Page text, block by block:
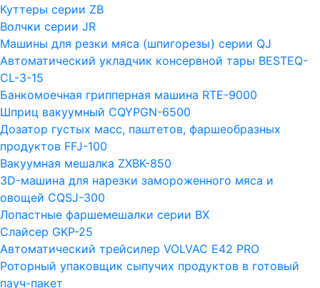
Куттеры серии ZB
Волчки серии JR
Машины для резки мяса (шпигорезы) серии QJ
Автоматический укладчик консервной тары BESTEQ-
CL-3-15
Банкомоечная грипперная машина RTE-9000
Шприц вакуумный CQYPGN-6500
Дозатор густых масс, паштетов, фаршеобразных
продуктов FFJ-100
Вакуумная мешалка ZXBK-850
3D-машина для нарезки замороженного мяса и
овощей CQSJ-300
Лопастные фаршемешалки серии ВХ
Слайсер GKP-25
Автоматический трейсилер VOLVAC E42 PRO
Роторный упаковщик сыпучих продуктов в готовый
пауч-пакет